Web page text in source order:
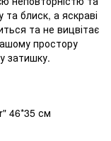
блиск, а яскраві
та не вицвітає
простору
затишку.
46*35 см